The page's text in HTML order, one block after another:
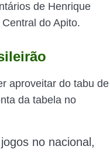
de Henrique
do Apito.
aproveitar do tabu de
da tabela no
no nacional,